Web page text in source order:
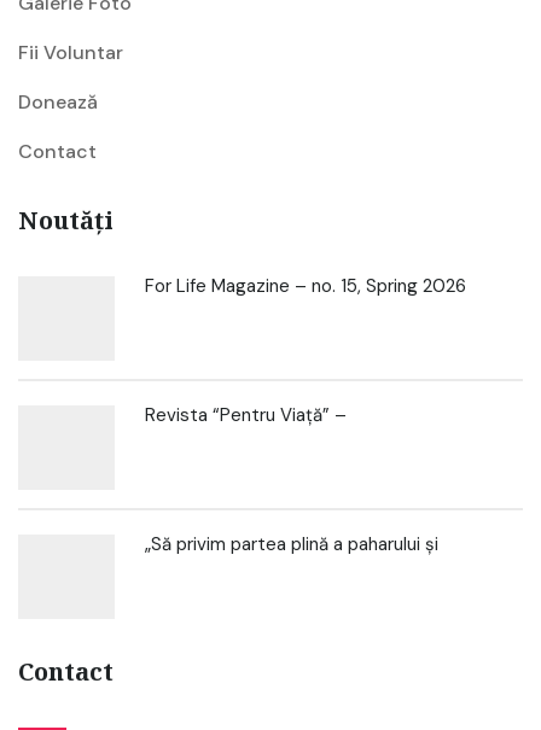
Fii Voluntar
Donează
Contact
Noutăți
For Life Magazine – no. 15, Spring 2026
Revista “Pentru Viață” –
„Să privim partea plină a paharului și
Contact